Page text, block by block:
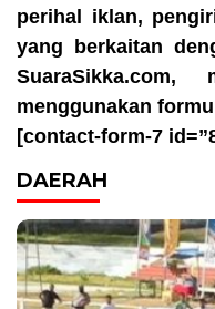
perihal iklan,
yang berkaitan
menggunakan
[contact-form-7
DAERAH